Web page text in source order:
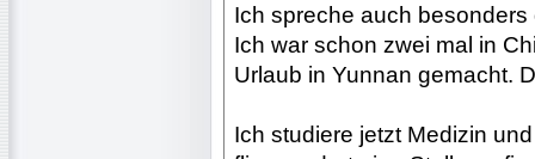
Ich spreche auch besonders
Ich war schon zwei mal in
Urlaub in Yunnan gemacht.
Ich studiere jetzt Medizin